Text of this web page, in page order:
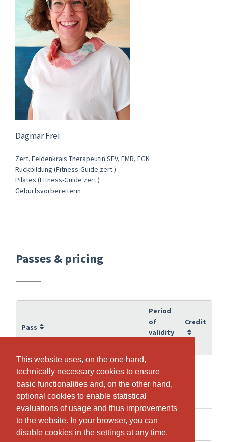
This website uses, on the one hand,
technically necessary cookies to ensure
basic functionalities and, on the other hand,
optional cookies to enable statistical
evaluations of usage and thus improvements
to the website. In your browser, you can
disable cookies in the settings at any time.
This website uses, on the one hand,
technically necessary cookies to ensure
basic functionalities and, on the other hand,
optional cookies to enable statistical
evaluations of usage and thus improvements
to the website. In your browser, you can
disable cookies in the settings at any time.
Dagmar Frei
Zert. Feldenkrais Therapeutin SFV, EMR, EGK
Rückbildung (Fitness-Guide zert.)
Pilates (Fitness-Guide zert.)
Geburtsvorbereiterin
Passes & pricing
Pass
Period
of
validity
Credit
10 Boutique Reformer
weeks
Boutique Reformer
Reformer Rückbildung
16
weeks